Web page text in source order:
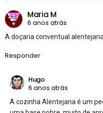
Maria M
6 anos atrás
A doçaria conventual
Responder
Hugo
6 anos atrás
A cozinha Alentejana é um